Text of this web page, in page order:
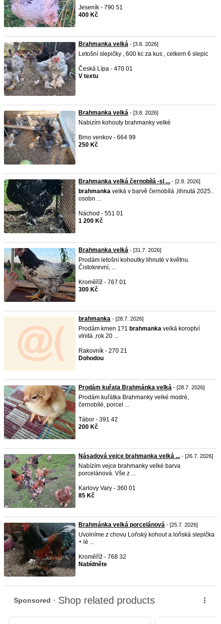
Jeseník - 790 51
400 Kč
Brahmanka velká - [3.8. 2026]
Letošní slepičky , 600 kc za kus , celkem 6 slepic
Česká Lípa - 470 01
V textu
Brahmanka velká - [3.8. 2026]
Nabizím kohouty brahmanky velké
Brno venkov - 664 99
250 Kč
Brahmanka velká černobílá -sl ... - [2.8. 2026]
brahmanka velká v barvě černobílá ,lihnutá 2025..
osobn ...
Náchod - 551 01
1 200 Kč
Brahmanka velká - [31.7. 2026]
Prodám letošní kohoutky lihnuté v květnu.
Čistokrevní, ...
Kroměříž - 767 01
300 Kč
brahmanka - [28.7. 2026]
Prodám kmen 1?1 brahmanka velká koroptví
vlnitá ,rok 20 ...
Rakovník - 270 21
Dohodou
Prodám kuřata Brahmánka velká - [28.7. 2026]
Prodám kuřátka Brahmanky velké modré,
černobílé, porcel ...
Tábor - 391 42
200 Kč
Násadová vejce brahmanka velká ... - [26.7. 2026]
Nabízím vejce brahmanky velké barva
porcelánová. Vše z ...
Karlovy Vary - 360 01
85 Kč
Brahmánka velká porcelánová - [25.7. 2026]
Uvolníme z chovu Loňský kohout a loňská slepička
+ lé ...
Kroměříž - 768 32
Nabídněte